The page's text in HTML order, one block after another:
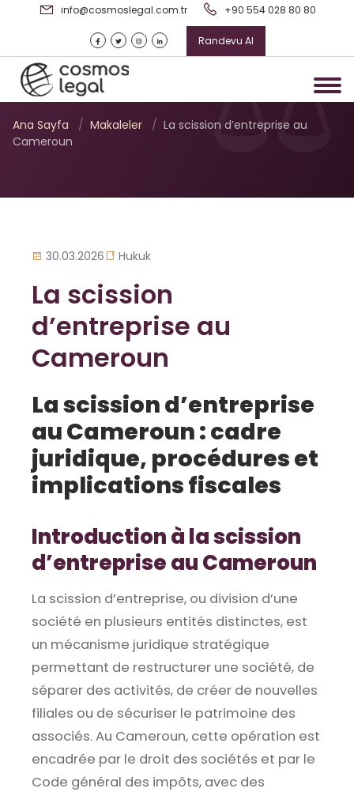
info@cosmoslegal.com.tr +90 554 028 80 80
Randevu Al
La scission d’entreprise au
Cameroun
Ana Sayfa / Makaleler / La scission d’entreprise au
Cameroun
30.03.2026 Hukuk
La scission
d’entreprise au
Cameroun
La scission d’entreprise
au Cameroun : cadre
juridique, procédures et
implications fiscales
Introduction à la scission
d’entreprise au Cameroun
La scission d’entreprise, ou division d’une
société en plusieurs entités distinctes, est
un mécanisme juridique stratégique
permettant de restructurer une société, de
séparer des activités, de créer de nouvelles
filiales ou de sécuriser le patrimoine des
associés. Au Cameroun, cette opération est
encadrée par le droit des sociétés et par le
Code général des impôts, avec des